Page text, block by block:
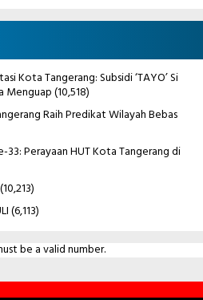
Kota Tangerang: Subsidi ‘TAYO’ Si
Menguap(10,518)
Raih Predikat Wilayah Bebas
33: Perayaan HUT Kota Tangerang di
(10,213)
(6,113)
be a valid number.